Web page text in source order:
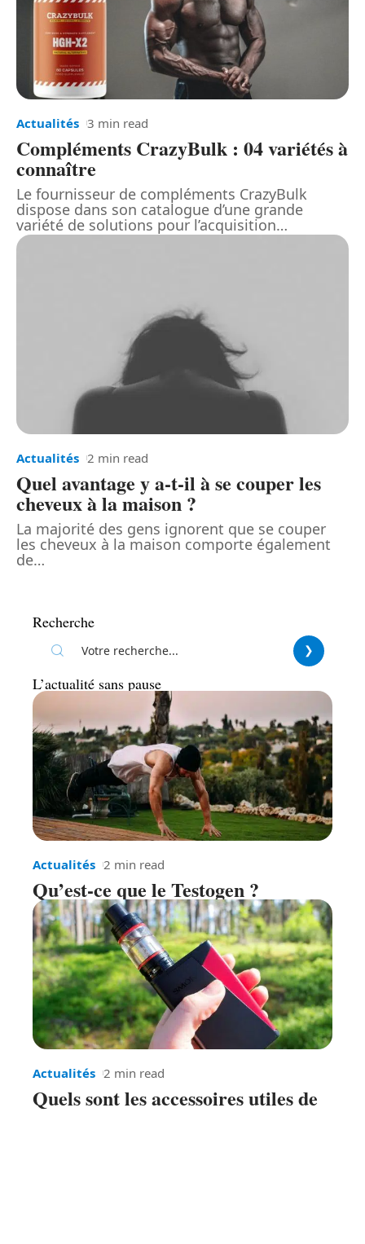
Actualités 3 min read
Compléments CrazyBulk : 04 variétés à
connaître
Le fournisseur de compléments CrazyBulk
dispose dans son catalogue d’une grande
variété de solutions pour l’acquisition…
Actualités 2 min read
Quel avantage y a-t-il à se couper les
cheveux à la maison ?
La majorité des gens ignorent que se couper
les cheveux à la maison comporte également
de…
Recherche
L’actualité sans pause
Actualités 2 min read
Qu’est-ce que le Testogen ?
Actualités 2 min read
Quels sont les accessoires utiles de
cigarette électronique ?